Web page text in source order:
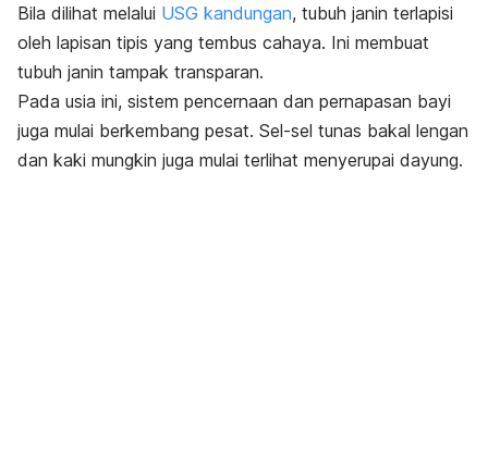
Bila dilihat melalui USG kandungan, tubuh janin terlapisi
oleh lapisan tipis yang tembus cahaya. Ini membuat
tubuh janin tampak transparan.
Pada usia ini, sistem pencernaan dan pernapasan bayi
juga mulai berkembang pesat. Sel-sel tunas bakal lengan
dan kaki mungkin juga mulai terlihat menyerupai dayung.